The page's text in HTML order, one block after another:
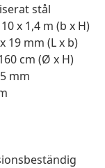
stål
x 1,4 m (b x H)
19 mm (L x b)
cm (Ø x H)
mm